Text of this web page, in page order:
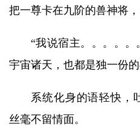
把一尊卡在九阶的兽神将
“我说宿主。。。。
宇宙诸天，也都是独一份
系统化身的语轻快，
丝毫不留情面。